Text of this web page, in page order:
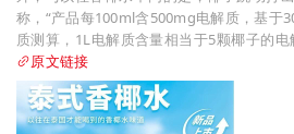
称，“产品每100ml含500mg电解质，基于
质测算，1L电解质含量相当于5颗椰子的电
原文链接